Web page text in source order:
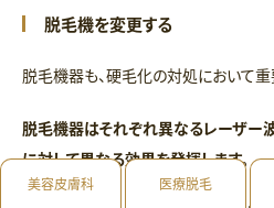
脱毛機を変更する
脱毛機器も、硬毛化の対処において重
脱毛機器はそれぞれ異なるレーザー
に対して異なる効果を発揮します。
美容皮膚科 医療脱毛